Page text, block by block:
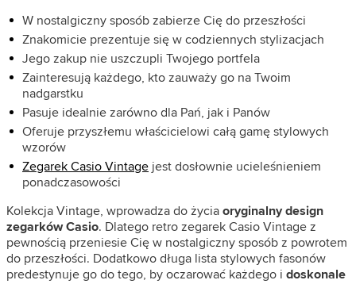
W nostalgiczny sposób zabierze Cię do przeszłości
Znakomicie prezentuje się w codziennych stylizacjach
Jego zakup nie uszczupli Twojego portfela
Zainteresują każdego, kto zauważy go na Twoim
nadgarstku
Pasuje idealnie zarówno dla Pań, jak i Panów
Oferuje przyszłemu właścicielowi całą gamę stylowych
wzorów
Zegarek Casio Vintage jest dosłownie ucieleśnieniem
ponadczasowości
Kolekcja Vintage, wprowadza do życiaoryginalny design
zegarków Casio. Dlatego retro zegarek Casio Vintage z
pewnością przeniesie Cię w nostalgiczny sposób z powrotem
do przeszłości. Dodatkowo długa lista stylowych fasonów
predestynuje go do tego, by oczarować każdego i doskonale